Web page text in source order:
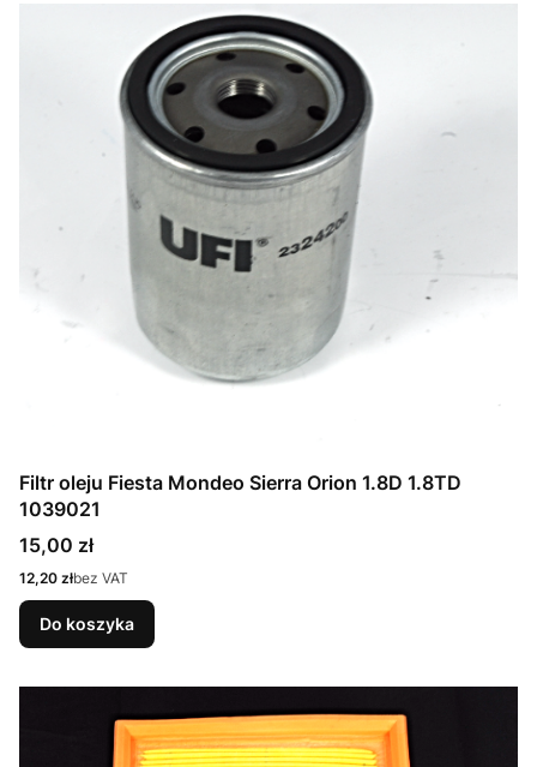
Filtr oleju Fiesta Mondeo Sierra Orion 1.8D 1.8TD
1039021
Cena
15,00 zł
Cena
12,20 złbez VAT
Do koszyka